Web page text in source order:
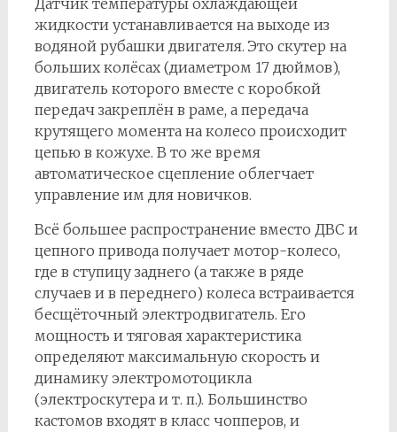
Датчик температуры охлаждающей
жидкости устанавливается на выходе из
водяной рубашки двигателя. Это скутер на
больших колёсах (диаметром 17 дюймов),
двигатель которого вместе с коробкой
передач закреплён в раме, а передача
крутящего момента на колесо происходит
цепью в кожухе. В то же время
автоматическое сцепление облегчает
управление им для новичков.
Всё большее распространение вместо ДВС и
цепного привода получает мотор-колесо,
где в ступицу заднего (а также в ряде
случаев и в переднего) колеса встраивается
бесщёточный электродвигатель. Его
мощность и тяговая характеристика
определяют максимальную скорость и
динамику электромотоцикла
(электроскутера и т. п.). Большинство
кастомов входят в класс чопперов, и